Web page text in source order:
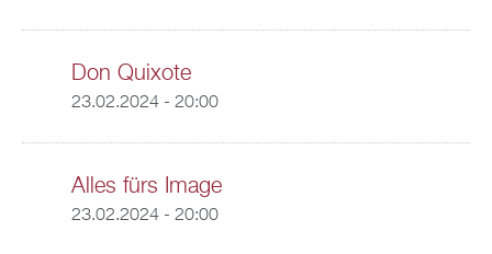
Don Quixote
23.02.2024 - 20:00
Alles fürs Image
23.02.2024 - 20:00